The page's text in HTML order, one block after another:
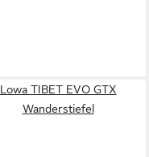
Lowa TIBET EVO GTX
Wanderstiefel